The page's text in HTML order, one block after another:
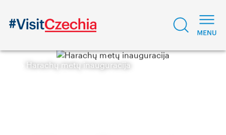
Harachų metų inauguracija